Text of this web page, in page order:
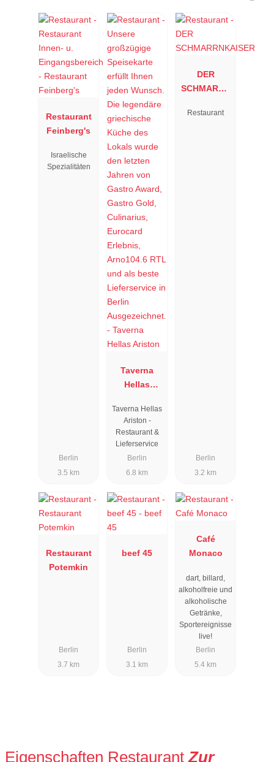
Restaurant
Feinberg's
Israelische
Spezialitäten
Berlin
3.5 km
Taverna
Hellas
Taverna Hellas
Ariston -
Restaurant &
Lieferservice
Berlin
6.8 km
DER
SCHMARRN
Restaurant
Berlin
3.2 km
Restaurant
Potemkin
Berlin
3.7 km
beef 45
Berlin
3.1 km
Café
Monaco
dart, billard,
alkoholfreie und
alkoholische
Getränke,
Sportereignisse
live!
Berlin
5.4 km
Eigenschaften RestaurantZur